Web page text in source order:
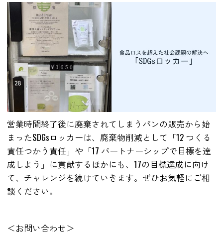
営業時間終了後に廃棄されてしまうパンの販売から始
まったSDGsロッカーは、廃棄物削減として「12 つくる
責任つかう責任」や「17 パートナーシップで目標を達
成しよう」に貢献するほかにも、17の目標達成に向け
て、チャレンジを続けていきます。ぜひお気軽にご相
談ください。
＜お問い合わせ＞